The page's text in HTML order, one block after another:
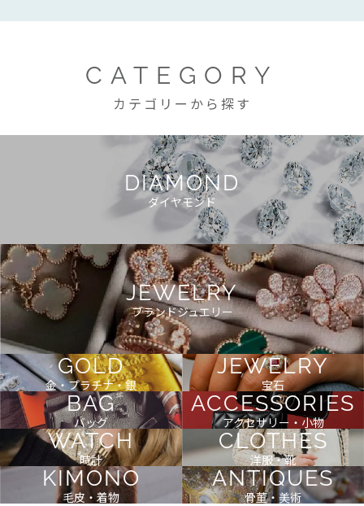
CATEGORY
カテゴリーから探す
DIAMOND
ダイヤモンド
JEWELRY
ブランドジュエリー
GOLD
金・プラチナ・銀
JEWELRY
宝石
BAG
バッグ
ACCESSORIES
アクセサリー・小物
WATCH
時計
CLOTHES
洋服・靴
KIMONO
毛皮・着物
ANTIQUES
骨董・美術